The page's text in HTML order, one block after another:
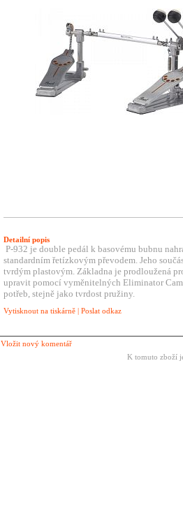
Detailní popis
P-932 je double pedál k basovému bubnu
standardním řetízkovým převodem. Jeho
tvrdým plastovým. Základna je prodloužená
upravit pomocí vyměnitelných Eliminator
potřeb, stejně jako tvrdost pružiny.
Vytisknout na tiskárně | Poslat odkaz
Vložit nový komentář
K tomuto zboží